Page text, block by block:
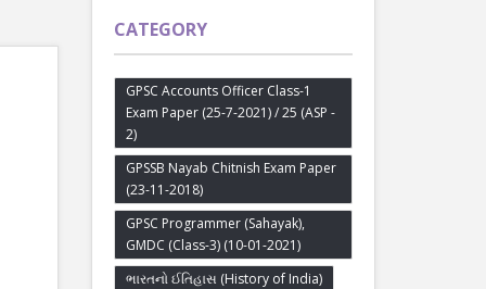
CATEGORY
GPSC Accounts Officer Class-1
Exam Paper (25-7-2021) / 25 (ASP -
2)
GPSSB Nayab Chitnish Exam Paper
(23-11-2018)
GPSC Programmer (Sahayak),
GMDC (Class-3) (10-01-2021)
ભારતનો ઈતિહાસ (History of India)